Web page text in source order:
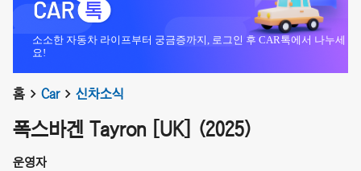
소소한 자동차 라이프부터 궁금증까지, 로그인 후 CAR톡에서 나누세
요!
홈 Car 신차소식
폭스바겐 Tayron [UK] (2025)
운영자